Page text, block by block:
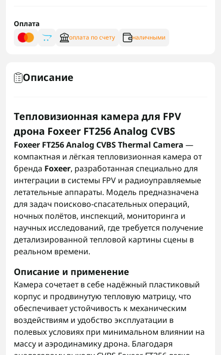
Оплата
оплата по счету наличными
Описание
Тепловизионная камера для FPV
дрона Foxeer FT256 Analog CVBS
Foxeer FT256 Analog CVBS Thermal Camera —
компактная и лёгкая тепловизионная камера от
бренда Foxeer, разработанная специально для
интеграции в системы FPV и радиоуправляемые
летательные аппараты. Модель предназначена
для задач поисково-спасательных операций,
ночных полётов, инспекций, мониторинга и
научных исследований, где требуется получение
детализированной тепловой картины сцены в
реальном времени.
Описание и применение
Камера сочетает в себе надёжный пластиковый
корпус и продвинутую тепловую матрицу, что
обеспечивает устойчивость к механическим
воздействиям и удобство эксплуатации в
полевых условиях при минимальном влиянии на
массу и аэродинамику дрона. Благодаря